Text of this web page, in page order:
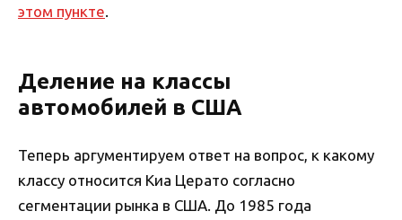
этом пункте.
Деление на классы
автомобилей в США
Теперь аргументируем ответ на вопрос, к какому
классу относится Киа Церато согласно
сегментации рынка в США. До 1985 года